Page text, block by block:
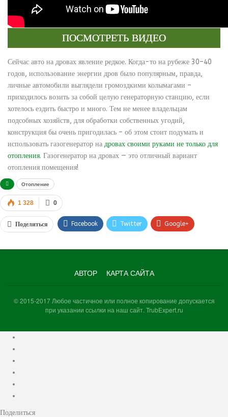
ПОСМОТРЕТЬ ВИДЕО
Сейчас авто на дровах явление редкое. Когда-то на рубеже 30–40
годов, использование энергии дров было популярным, правда,
личные автомобили выглядели громоздкими колымагами –
приходилось возить за собой целую генераторную станцию, если
хотелось ездить быстро и много. Тем не менее владельцам
подсобных хозяйств, для обработки собственных угодий,
конструкция бы очень пригодилась – об этом стоит подумать и
использовать газогенератор на дровах своими руками не только для
отопления. Газогенератор на дровах — это отличный вариант
отопления помещения!
Отопление
0
1 328
Поделиться Facebook Twitter Google+
АВТОР КАРТА САЙТА
© 2015-2017 Любое частичное или полное копирование допускается
при указании ссылки на наш сайт. TrubExpert.ru
Поделиться